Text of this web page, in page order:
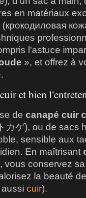
en matériaux
(крокодиловая
l'astuce
», et offrez à
et bien
de canapé cuir
カゲ), ou de sacs
sensible aux
En maîtrisant
vous conservez
la beauté
cuir).